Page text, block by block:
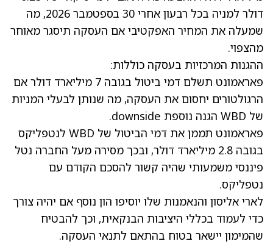
דולר למניה בכל רבעון אחרי 30 בספטמבר 2026, מה
שמעלה את המחיר האפקטיבי אם העסקה תיסגר מאוחר
מהצפוי.
ההגנות המרכזיות בעסקה כוללות:
פאראמונט תשלם דמי ביטול בגובה 7 מיליארד דולר אם
הרגולטורים יחסום את העסקה, מה שנותן לבעלי המניות
של WBD הגנה נוספת downside.
פאראמונט תממן את דמי הביטול של WBD לנטפליקס
בגובה 2.8 מיליארד דולר, ובכך מסירה מעל החברה נטל
פיננסי משמעותי שהיה קשור להסכם הקודם עם
נטפליקס.
לארי אליסון והנאמנות שלו יוסיפו הון נוסף אם יהיה צורך
כדי לעמוד בכללי היציבות הבנקאית, וכך להבטיח
שהמימון יישאר בטוח בהתאם לתנאי העסקה.